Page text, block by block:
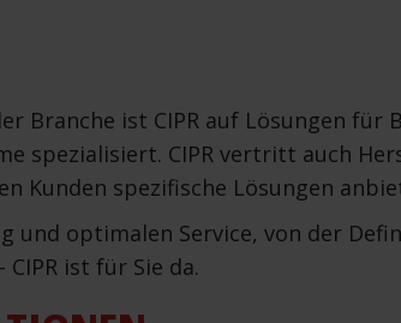
Branche ist CIPR auf Lösungen
spezialisiert. CIPR vertritt auch
Kunden spezifische Lösungen
und optimalen Service, von der
ist für Sie da.